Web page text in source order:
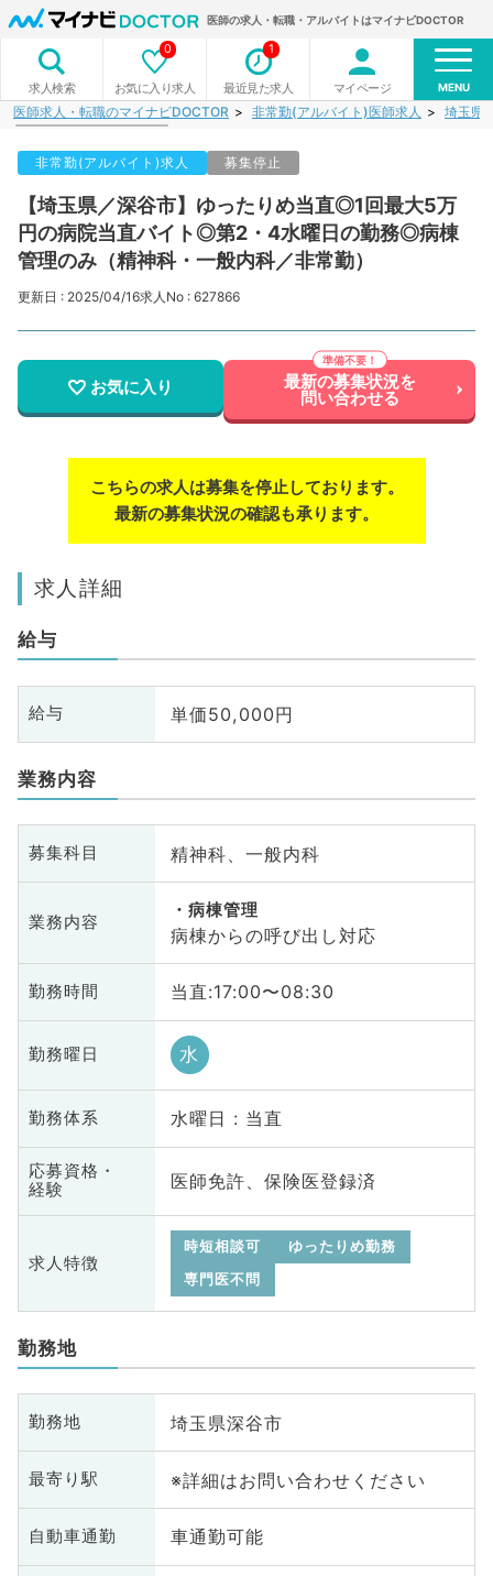
医師の求人・転職・アルバイトはマイナビDOCTOR
求人検索 お気に入り求人
0
最近見た求人
1
マイページ MENU
医師求人・転職のマイナビDOCTOR 非常勤(アルバイト)医師求人 埼玉県
非常勤(アルバイト)求人 募集停止
【埼玉県／深谷市】ゆったりめ当直◎1回最大5万
円の病院当直バイト◎第2・4水曜日の勤務◎病棟
管理のみ（精神科・一般内科／非常勤）
更新日 : 2025/04/16求人No : 627866
お気に入り 最新の募集状況を
問い合わせる
こちらの求人は募集を停止しております。
最新の募集状況の確認も承ります。
求人詳細
給与
給与 単価50,000円
業務内容
募集科目 精神科、一般内科
業務内容
病棟管理
病棟からの呼び出し対応
勤務時間 当直:17:00〜08:30
勤務曜日 水
勤務体系 水曜日 : 当直
応募資格・
経験
医師免許、保険医登録済
求人特徴
時短相談可
ゆったりめ勤務
専門医不問
勤務地
勤務地 埼玉県深谷市
最寄り駅 ※詳細はお問い合わせください
自動車通勤 車通勤可能